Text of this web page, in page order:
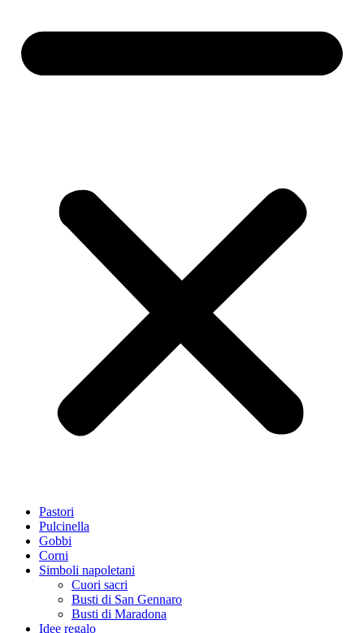
Pastori
Pulcinella
Gobbi
Corni
Simboli napoletani
Cuori sacri
Busti di San Gennaro
Busti di Maradona
Idee regalo